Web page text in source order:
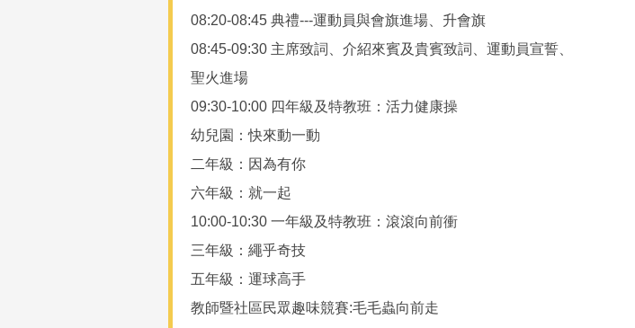
08:20-08:45 典禮---運動員與會旗進場、升會旗
08:45-09:30 主席致詞、介紹來賓及貴賓致詞、運動員宣誓、
聖火進場
09:30-10:00 四年級及特教班：活力健康操
幼兒園：快來動一動
二年級：因為有你
六年級：就一起
10:00-10:30 一年級及特教班：滾滾向前衝
三年級：繩乎奇技
五年級：運球高手
教師暨社區民眾趣味競賽:毛毛蟲向前走